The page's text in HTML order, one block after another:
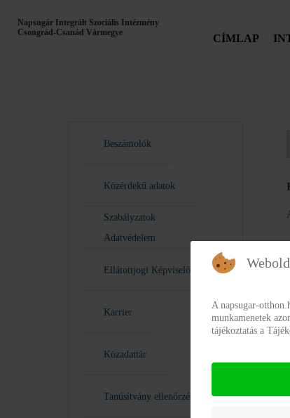
Napsugár Integrált Szociális Intézmény
Csongrád-Csanád Vármegye
CÍMLAP
Beszámolók
Közérdekű adatok
Szabályzatok
Adatvédelem
Ellátottjogi Képviselők
Karrier
Közadattár
Tanúsítvány ellenőrzés
A napsugar-
munkamenetek
tájékoztatás a